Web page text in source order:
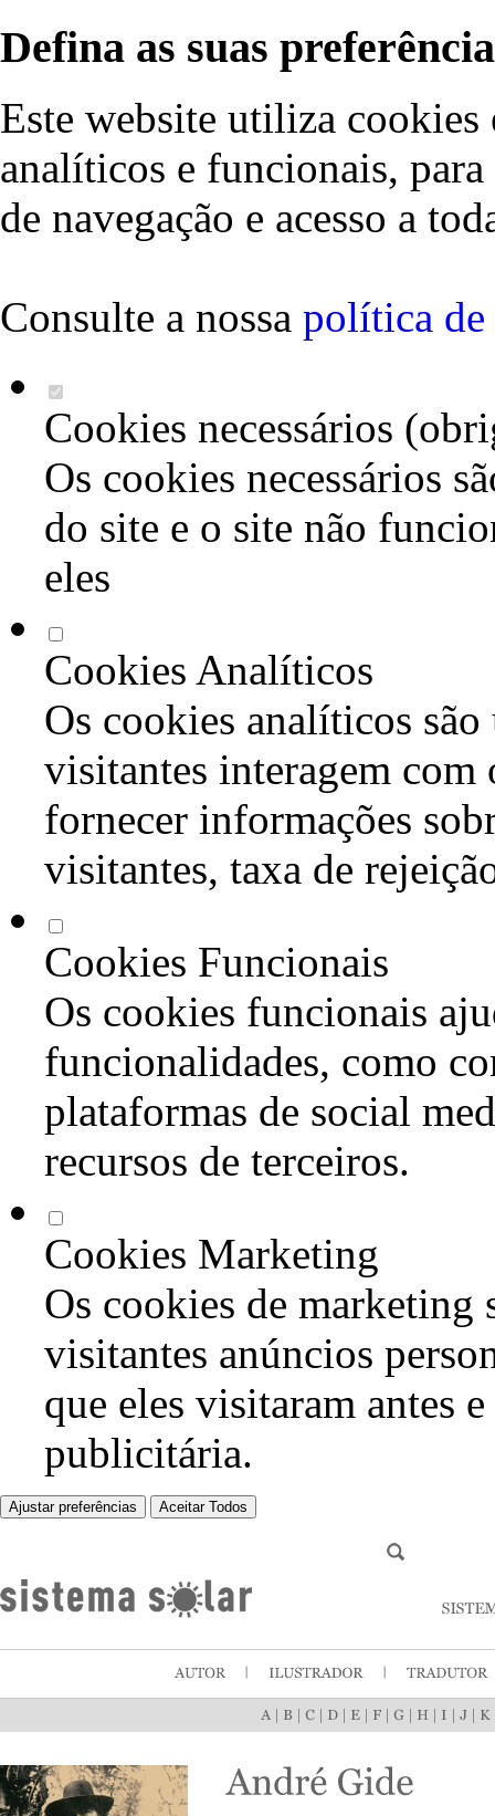
Defina as suas
Este website utiliza cookies
analíticos e funcionais,
de navegação e acesso a
Consulte a nossa política de
Cookies necessários
Os cookies necessários
do site e o site não
eles
Cookies Analíticos
Os cookies analíticos são
visitantes interagem com
fornecer informações
visitantes, taxa de
Cookies Funcionais
Os cookies funcionais
funcionalidades, como
plataformas de social
recursos de terceiros.
Cookies Marketing
Os cookies de marketing
visitantes anúncios
que eles visitaram antes
publicitária.
Ajustar preferências Aceitar Todos